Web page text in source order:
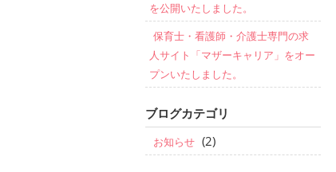
を公開いたしました。
保育士・看護師・介護士専門の求
人サイト「マザーキャリア」をオー
プンいたしました。
ブログカテゴリ
お知らせ (2)